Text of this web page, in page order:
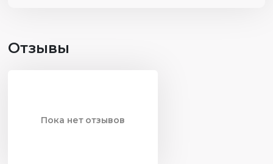
Отзывы
Пока нет отзывов